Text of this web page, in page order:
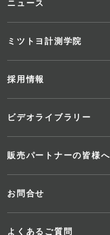
ニュース
ミツトヨ計測学院
採用情報
ビデオライブラリー
販売パートナーの皆様へ
お問合せ
よくあるご質問